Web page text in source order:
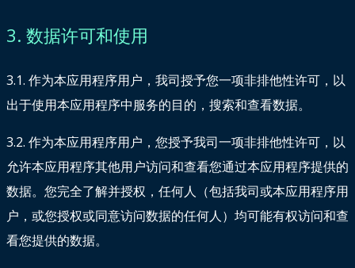
3. 数据许可和使用
3.1. 作为本应用程序用户，我司授予您一项非排他性许可，以
出于使用本应用程序中服务的目的，搜索和查看数据。
3.2. 作为本应用程序用户，您授予我司一项非排他性许可，以
允许本应用程序其他用户访问和查看您通过本应用程序提供的
数据。您完全了解并授权，任何人（包括我司或本应用程序用
户，或您授权或同意访问数据的任何人）均可能有权访问和查
看您提供的数据。